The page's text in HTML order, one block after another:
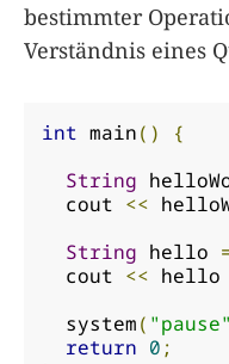
bestimmter
Verständnis eines
int main()
{
String
  cout
<<
String hello
  cout
<< hello
  system
( "pause"
return 0 ;